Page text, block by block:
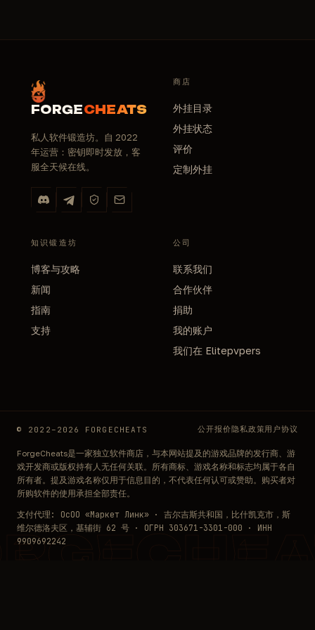
FORGECHEATS
私人软件锻造坊。自 2022
年运营：密钥即时发放，客
服全天候在线。
商店
外挂目录
外挂状态
评价
定制外挂
知识锻造坊
博客与攻略
新闻
指南
支持
公司
联系我们
合作伙伴
捐助
我的账户
我们在 Elitepvpers
© 2022–2026 FORGECHEATS 公开报价隐私政策用户协议
ForgeCheats是一家独立软件商店，与本网站提及的游戏品牌的发行商、游
戏开发商或版权持有人无任何关联。所有商标、游戏名称和标志均属于各自
所有者。提及游戏名称仅用于信息目的，不代表任何认可或赞助。购买者对
所购软件的使用承担全部责任。
支付代理: ОсОО «Маркет Линк» · 吉尔吉斯共和国，比什凯克市，斯
维尔德洛夫区，基辅街 62 号 · ОГРН 303671-3301-000 · ИНН
9909692242